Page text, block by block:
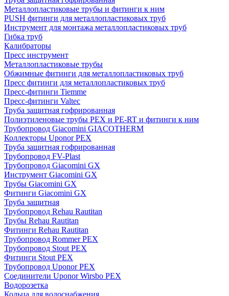
Металлопластиковые трубы и фитинги к ним
PUSH фитинги для металлопластиковых труб
Инструмент для монтажа металлопластиковых труб
Гибка труб
Калибраторы
Пресс инструмент
Металлопластиковые трубы
Обжимные фитинги для металлопластиковых труб
Пресс фитинги для металлопластиковых труб
Пресс-фитинги Tiemme
Пресс-фитинги Valtec
Труба защитная гофрированная
Полиэтиленовые трубы PEX и PE-RT и фитинги к ним
Трубопровод Giacomini GIACOTHERM
Коллекторы Uponor PEX
Труба защитная гофрированная
Трубопровод FV-Plast
Трубопровод Giacomini GX
Инструмент Giacomini GX
Трубы Giacomini GX
Фитинги Giacomini GX
Труба защитная
Трубопровод Rehau Rautitan
Трубы Rehau Rautitan
Фитинги Rehau Rautitan
Трубопровод Rommer PEX
Трубопровод Stout PEX
Фитинги Stout PEX
Трубопровод Uponor PEX
Соединители Uponor Wirsbo PEX
Водорозетка
Кольца для водоснабжения